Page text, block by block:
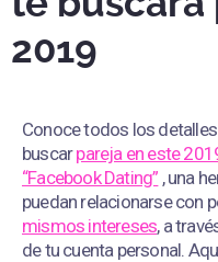
2019
Conoce todos los
buscarpareja en este
“Facebook Dating” , una
puedan relacionarse con
mismos intereses, a
de tu cuenta personal.